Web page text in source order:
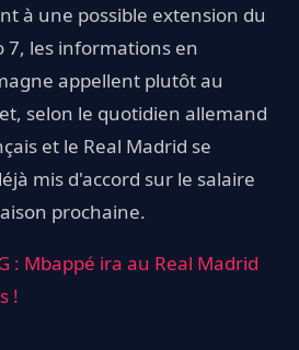
à une possible extension du
7, les informations en
appellent plutôt au
selon le quotidien allemand
et le Real Madrid se
mis d'accord sur le salaire
prochaine.
: Mbappé ira au Real Madrid
!